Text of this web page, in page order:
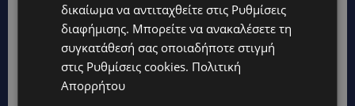
ΠΕΡΙΠΟΙΗΣΗ ΠΡΟΣΩΠΟΥ: 6 καλοκαιρινά
προϊόντα για την πρωινή ρουτίνα σου
21 Ιουνίου, 2026
Η επιδερμίδα για τις γυναίκες είναι κάτι πολύ
δικαίωμα να αντιταχθείτε στις Ρυθμίσεις
διαφήμισης. Μπορείτε να ανακαλέσετε τη
συγκατάθεσή σας οποιαδήποτε στιγμή
στις Ρυθμίσεις cookies. Πολιτική
Απορρήτου